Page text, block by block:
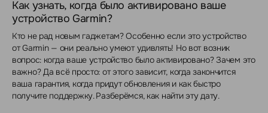
Как узнать, когда было активировано ваше
устройство Garmin?
Кто не рад новым гаджетам? Особенно если это устройство
от Garmin — они реально умеют удивлять! Но вот возник
вопрос: когда ваше устройство было активировано? Зачем это
важно? Да всё просто: от этого зависит, когда закончится
ваша гарантия, когда придут обновления и как быстро
получите поддержку. Разберёмся, как найти эту дату.